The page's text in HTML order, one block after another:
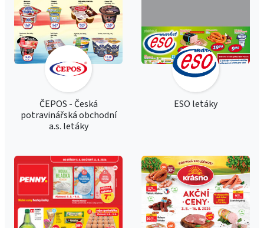
ČEPOS - Česká
potravinářská obchodní
a.s. letáky
ESO letáky